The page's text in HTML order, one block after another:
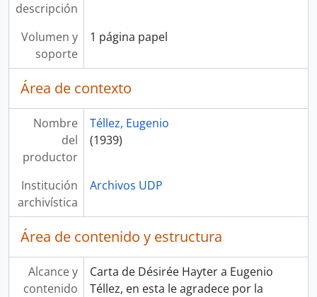
descripción
Volumen y
soporte
1 página papel
Área de contexto
Nombre
del
productor
Téllez, Eugenio
(1939)
Institución
archivística
Archivos UDP
Área de contenido y estructura
Alcance y
contenido
Carta de Désirée Hayter a Eugenio
Téllez, en esta le agradece por la